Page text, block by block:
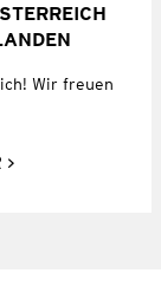
Wir freuen